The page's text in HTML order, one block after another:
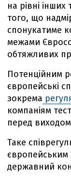
на рівні інших
того, що
спонукатиме
межами
обтяжливих
Потенційним
європейські
зокрема
компаніям
перед
Таке
європейським
державний